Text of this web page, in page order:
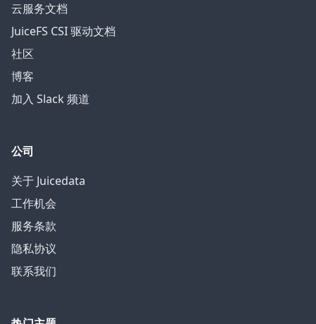
云服务文档
JuiceFS CSI 驱动文档
社区
博客
加入 Slack 频道
公司
关于 Juicedata
工作机会
服务条款
隐私协议
联系我们